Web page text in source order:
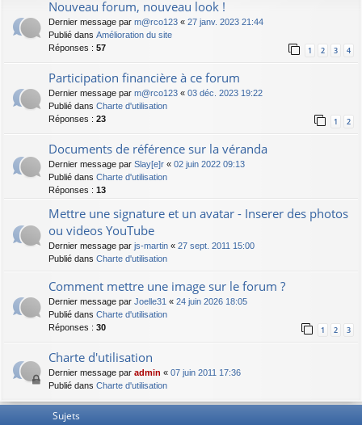
Nouveau forum, nouveau look !
Dernier message par m@rco123 « 27 janv. 2023 21:44
Publié dans Amélioration du site
Réponses : 57 1 2 3 4
Participation financière à ce forum
Dernier message par m@rco123 « 03 déc. 2023 19:22
Publié dans Charte d'utilisation
Réponses : 23 1 2
Documents de référence sur la véranda
Dernier message par Slay[e]r « 02 juin 2022 09:13
Publié dans Charte d'utilisation
Réponses : 13
Mettre une signature et un avatar - Inserer des photos
ou videos YouTube
Dernier message par js-martin « 27 sept. 2011 15:00
Publié dans Charte d'utilisation
Comment mettre une image sur le forum ?
Dernier message par Joelle31 « 24 juin 2026 18:05
Publié dans Charte d'utilisation
Réponses : 30 1 2 3
Charte d'utilisation
Dernier message par admin « 07 juin 2011 17:36
Publié dans Charte d'utilisation
Sujets